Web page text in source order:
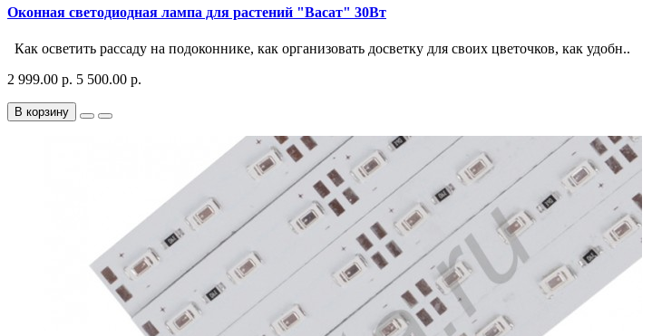
Оконная светодиодная лампа для растений "Васат" 30Вт
Как осветить рассаду на подоконнике, как организовать досветку для своих цветочков, как удобн..
2 999.00 р. 5 500.00 р.
В корзину